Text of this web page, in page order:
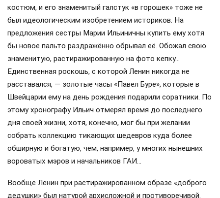
костюм, и его знаменитый галстук «в горошек» тоже не
был идеологическим изобретением историков. На
предложения сестры Марии Ильиничны купить ему хотя
бы новое пальто раздражённо обрывал её. Обожал свою
знаменитую, растиражированную на фото кепку…
Единственная роскошь, с которой Ленин никогда не
расставался, — золотые часы «Павел Буре», которые в
Швейцарии ему на день рождения подарили соратники. По
этому хронографу Ильич отмерял время до последнего
дня своей жизни, хотя, конечно, мог бы при желании
собрать коллекцию тикающих шедевров куда более
обширную и богатую, чем, например, у многих нынешних
вороватых мэров и начальников ГАИ…
Вообще Ленин при растиражированном образе «доброго
дедушки» был натурой архисложной и противоречивой.